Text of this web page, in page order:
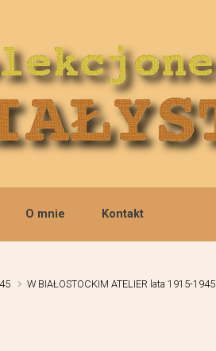
O mnie Kontakt
W BIAŁOSTOCKIM ATELIER lata 1915-1945